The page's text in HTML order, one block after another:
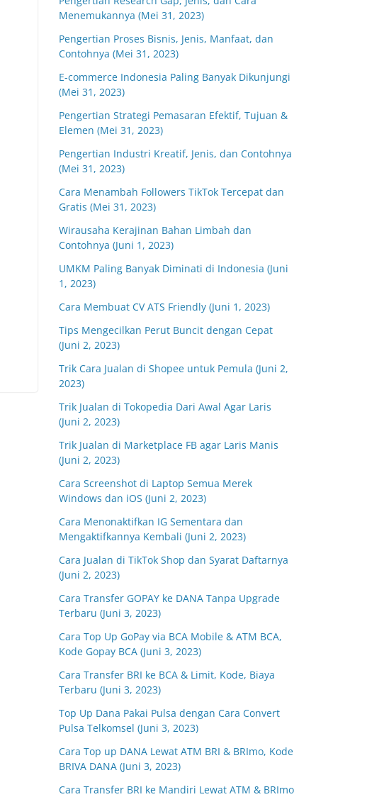
Menemukannya (Mei 31, 2023)
Pengertian Proses Bisnis, Jenis, Manfaat, dan
Contohnya (Mei 31, 2023)
E-commerce Indonesia Paling Banyak Dikunjungi
(Mei 31, 2023)
Pengertian Strategi Pemasaran Efektif, Tujuan &
Elemen (Mei 31, 2023)
Pengertian Industri Kreatif, Jenis, dan Contohnya
(Mei 31, 2023)
Cara Menambah Followers TikTok Tercepat dan
Gratis (Mei 31, 2023)
Wirausaha Kerajinan Bahan Limbah dan
Contohnya (Juni 1, 2023)
UMKM Paling Banyak Diminati di Indonesia (Juni
1, 2023)
Cara Membuat CV ATS Friendly (Juni 1, 2023)
Tips Mengecilkan Perut Buncit dengan Cepat
(Juni 2, 2023)
Trik Cara Jualan di Shopee untuk Pemula (Juni 2,
2023)
Trik Jualan di Tokopedia Dari Awal Agar Laris
(Juni 2, 2023)
Trik Jualan di Marketplace FB agar Laris Manis
(Juni 2, 2023)
Cara Screenshot di Laptop Semua Merek
Windows dan iOS (Juni 2, 2023)
Cara Menonaktifkan IG Sementara dan
Mengaktifkannya Kembali (Juni 2, 2023)
Cara Jualan di TikTok Shop dan Syarat Daftarnya
(Juni 2, 2023)
Cara Transfer GOPAY ke DANA Tanpa Upgrade
Terbaru (Juni 3, 2023)
Cara Top Up GoPay via BCA Mobile & ATM BCA,
Kode Gopay BCA (Juni 3, 2023)
Cara Transfer BRI ke BCA & Limit, Kode, Biaya
Terbaru (Juni 3, 2023)
Top Up Dana Pakai Pulsa dengan Cara Convert
Pulsa Telkomsel (Juni 3, 2023)
Cara Top up DANA Lewat ATM BRI & BRImo, Kode
BRIVA DANA (Juni 3, 2023)
Cara Transfer BRI ke Mandiri Lewat ATM & BRImo